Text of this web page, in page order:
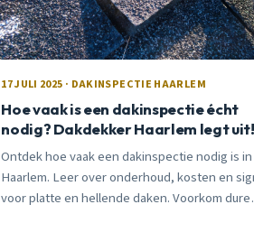
17 JULI 2025 · DAKINSPECTIE HAARLEM
Hoe vaak is een dakinspectie écht
nodig? Dakdekker Haarlem legt uit!
Ontdek hoe vaak een dakinspectie nodig is in
Haarlem. Leer over onderhoud, kosten en
voor platte en hellende daken. Voorkom dure